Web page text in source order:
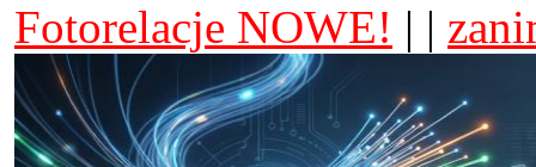
Fotorelacje NOWE! | |